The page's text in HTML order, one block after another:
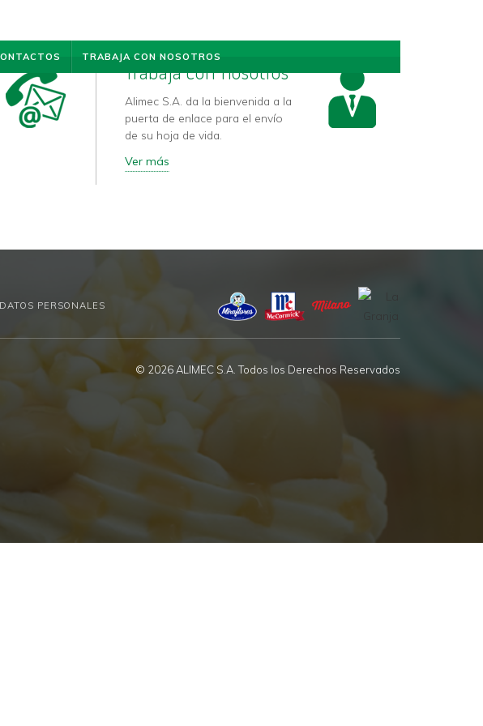
TRABAJA CON NOSOTROS
Trabaja con nosotros
Alimec S.A. da la bienvenida a la
puerta de enlace para el envío
de su hoja de vida.
Ver más
PERSONALES
© 2026 ALIMEC S.A. Todos los Derechos Reservados